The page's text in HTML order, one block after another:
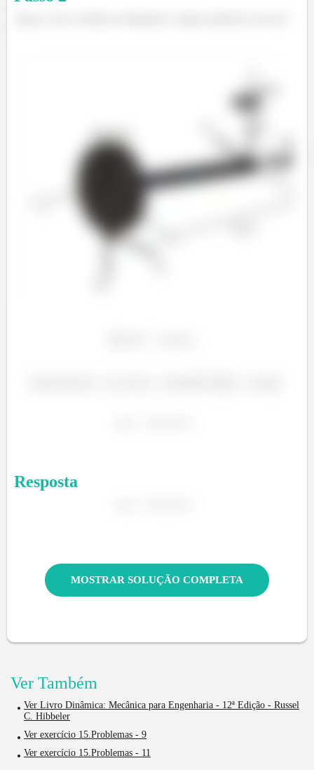
Resposta
MOSTRAR SOLUÇÃO COMPLETA
Ver Também
Ver Livro Dinâmica: Mecânica para Engenharia - 12ª Edição - Russel
C. Hibbeler
Ver exercício 15.Problemas - 9
Ver exercício 15.Problemas - 11